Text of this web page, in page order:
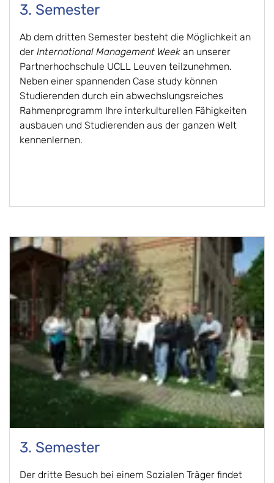
3. Semester
Ab dem dritten Semester besteht die Möglichkeit an
der International Management Week an unserer
Partnerhochschule UCLL Leuven teilzunehmen.
Neben einer spannenden Case study können
Studierenden durch ein abwechslungsreiches
Rahmenprogramm Ihre interkulturellen Fähigkeiten
ausbauen und Studierenden aus der ganzen Welt
kennenlernen.
3. Semester
Der dritte Besuch bei einem Sozialen Träger findet